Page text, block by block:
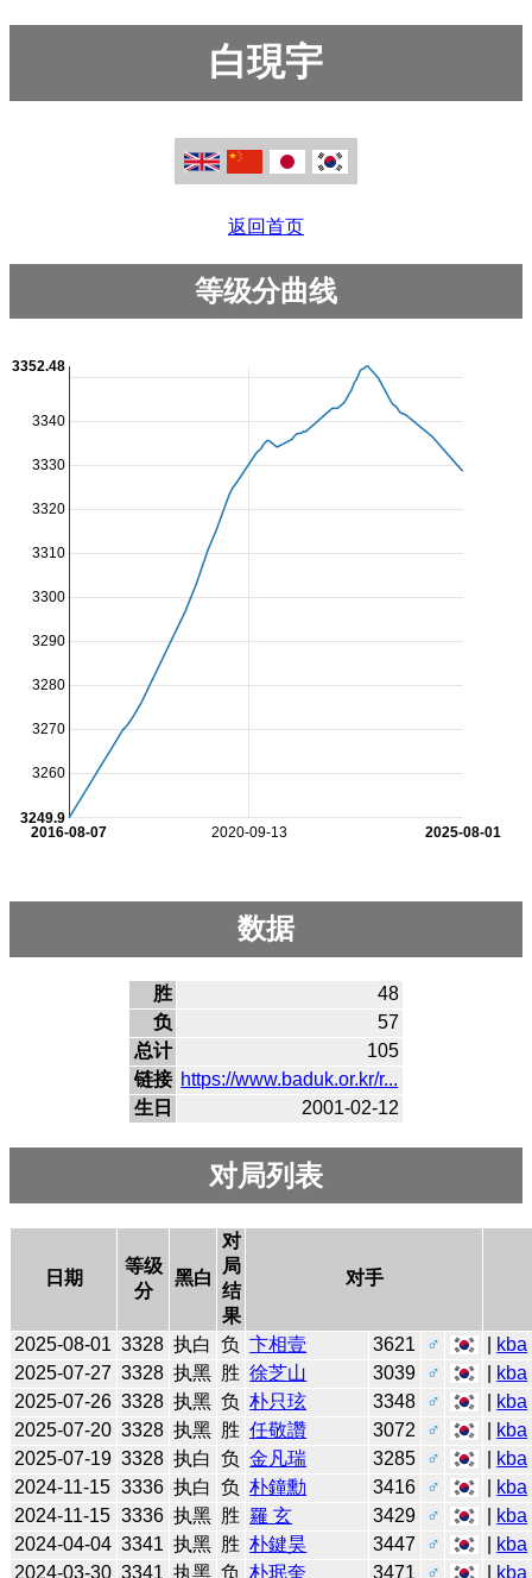
白現宇
返回首页
等级分曲线
2020-09-13
2016-08-07 2025-08-01
3260
3270
3280
3290
3300
3310
3320
3330
3340
3249.9
3352.48
数据
胜
48
负
57
总计
105
链接 https://www.baduk.or.kr/r...
生日
2001-02-12
对局列表
日期
等级
分
黑白
对
局
结
果
对手
2025-08-01 3328 执白 负 卞相壹 3621 ♂ kba
2025-07-27 3328 执黑 胜 徐芝山 3039 ♂ kba
2025-07-26 3328 执黑 负 朴只玹 3348 ♂ kba
2025-07-20 3328 执黑 胜 任敬讚 3072 ♂ kba
2025-07-19 3328 执白 负 金凡瑞 3285 ♂ kba
2024-11-15 3336 执白 负 朴鐘勳 3416 ♂ kba
2024-11-15 3336 执黑 胜 羅 玄 3429 ♂ kba
2024-04-04 3341 执黑 胜 朴鍵昊 3447 ♂ kba
2024-03-30 3341 执黑 负 朴珉奎 3471 ♂ kba